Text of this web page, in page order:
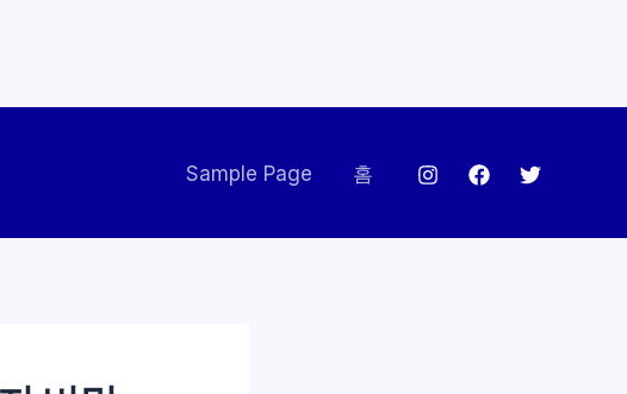
Sample Page 홈